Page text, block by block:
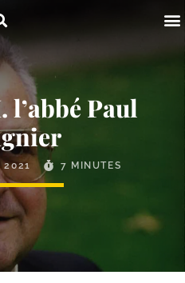
l’abbé Paul
2021 7 MINUTES